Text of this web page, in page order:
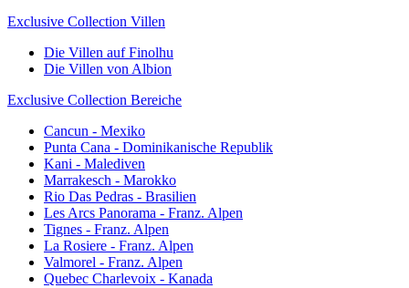
Exclusive Collection Villen
Die Villen auf Finolhu
Die Villen von Albion
Exclusive Collection Bereiche
Cancun - Mexiko
Punta Cana - Dominikanische Republik
Kani - Malediven
Marrakesch - Marokko
Rio Das Pedras - Brasilien
Les Arcs Panorama - Franz. Alpen
Tignes - Franz. Alpen
La Rosiere - Franz. Alpen
Valmorel - Franz. Alpen
Quebec Charlevoix - Kanada